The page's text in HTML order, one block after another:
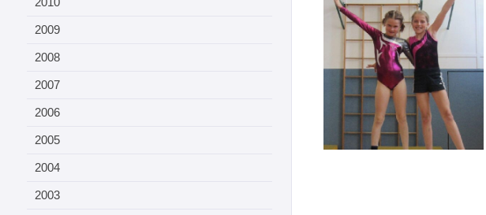
2009
2008
2007
2006
2005
2004
2003